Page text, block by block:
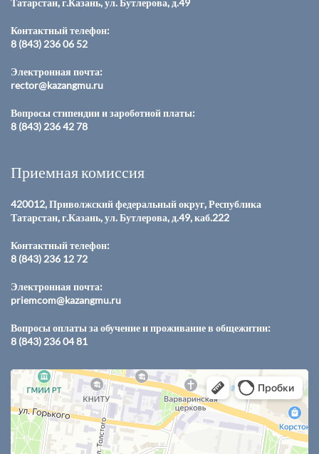
Татарстан, г.Казань, ул. Бутлерова, д.49
Контактный телефон:
8 (843) 236 06 52
Электронная почта:
rector@kazangmu.ru
Вопросы стипендии и зароботной платы:
8 (843) 236 42 78
Приемная комиссия
420012, Приволжский федеральный округ, Республика
Татарстан, г.Казань, ул. Бутлерова, д.49, каб.222
Контактный телефон:
8 (843) 236 12 72
Электронная почта:
priemcom@kazangmu.ru
Вопросы оплаты за обучение и проживание в общежитии:
8 (843) 236 04 81